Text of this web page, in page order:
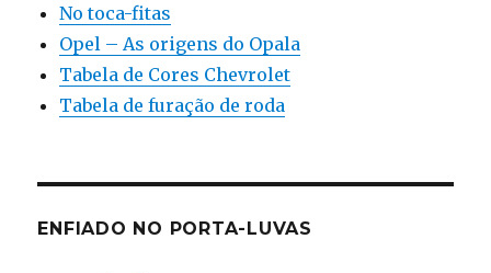
No toca-fitas
Opel – As origens do Opala
Tabela de Cores Chevrolet
Tabela de furação de roda
ENFIADO NO PORTA-LUVAS